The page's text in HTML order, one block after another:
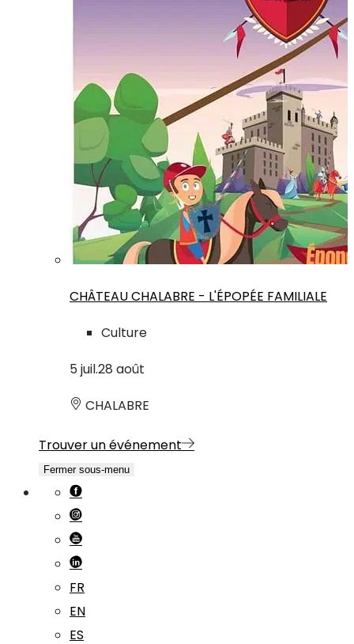
CHÂTEAU CHALABRE - L'ÉPOPÉE FAMILIALE
Culture
5 juil.28 août
CHALABRE
Trouver un événement
Fermer sous-menu
FR
EN
ES